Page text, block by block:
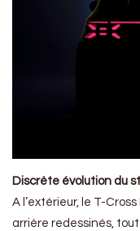
Discrète évolution du
A l’extérieur, le T-
arrière redessinés,